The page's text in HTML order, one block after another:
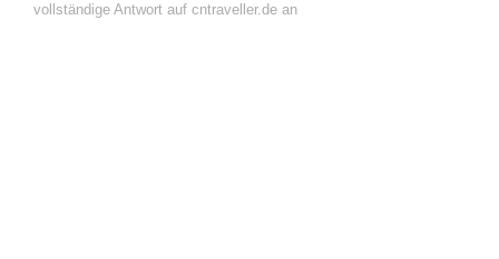
vollständige Antwort auf cntraveller.de an